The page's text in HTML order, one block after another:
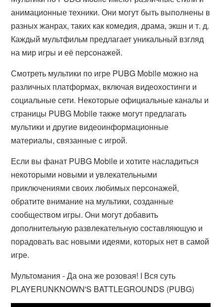
анимационные техники. Они могут быть выполнены в
разных жанрах, таких как комедия, драма, экшн и т. д.
Каждый мультфильм предлагает уникальный взгляд
на мир игры и её персонажей.
Смотреть мультики по игре PUBG Mobile можно на
различных платформах, включая видеохостинги и
социальные сети. Некоторые официальные каналы и
страницы PUBG Mobile также могут предлагать
мультики и другие видеоинформационные
материалы, связанные с игрой.
Если вы фанат PUBG Mobile и хотите насладиться
некоторыми новыми и увлекательными
приключениями своих любимых персонажей,
обратите внимание на мультики, созданные
сообществом игры. Они могут добавить
дополнительную развлекательную составляющую и
порадовать вас новыми идеями, которых нет в самой
игре.
Мультомания - Да она же розовая! I Вся суть
PLAYERUNKNOWN'S BATTLEGROUNDS (PUBG)